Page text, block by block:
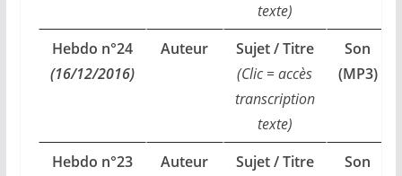
texte)
Hebdo n°24
(16/12/2016)
Auteur
Sujet / Titre
(Clic = accès
transcription
texte)
Son
(MP3)
Hebdo n°23
Auteur
Sujet / Titre
Son